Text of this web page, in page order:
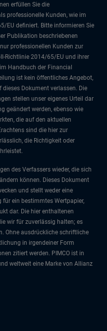
erfüllen Sie die
professionelle Kunden, wie im
EU definiert. Bitte informieren Sie
Publikation beschriebenen
professionellen Kunden zur
Richtlinie 2014/65/EU und ihrer
Handbuch der Financial
ist kein öffentliches Angebot,
Dokument verlassen. Die
stellen unser eigenes Urteil dar
geändert werden, ebenso wie
die auf den aktuellen
sind die hier zur
die Richtigkeit oder
des Verfassers wieder, die sich
können. Dieses Dokument
und stellt weder eine
ein bestimmtes Wertpapier,
dar. Die hier enthaltenen
wir für zuverlässig halten; es
Ohne ausdrückliche schriftliche
in irgendeiner Form
zitiert werden. PIMCO ist in
weltweit eine Marke von Allianz